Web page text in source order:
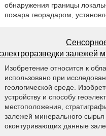
обнаружения границы
пожара георадаром,
электроразведки залежей
Изобретение относится к
использовано при
геологической среде.
устройству и способу
местоположения,
залежей минерального
оконтуривающих данные